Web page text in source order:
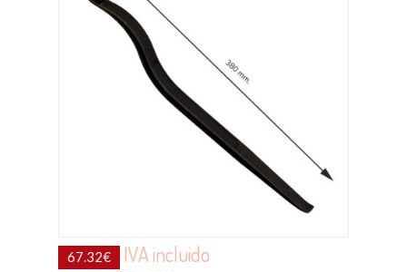
67.32€ IVA incluido